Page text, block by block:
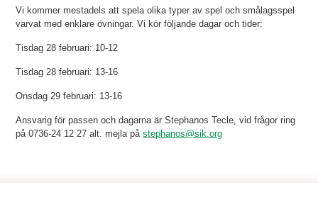
Vi kommer mestadels att spela olika typer av spel och smålagsspel
varvat med enklare övningar. Vi kör följande dagar och tider:
Tisdag 28 februari: 10-12
Tisdag 28 februari: 13-16
Onsdag 29 februari: 13-16
Ansvarig för passen och dagarna är Stephanos Tecle, vid frågor ring
på 0736-24 12 27 alt. mejla påstephanos@sik.org